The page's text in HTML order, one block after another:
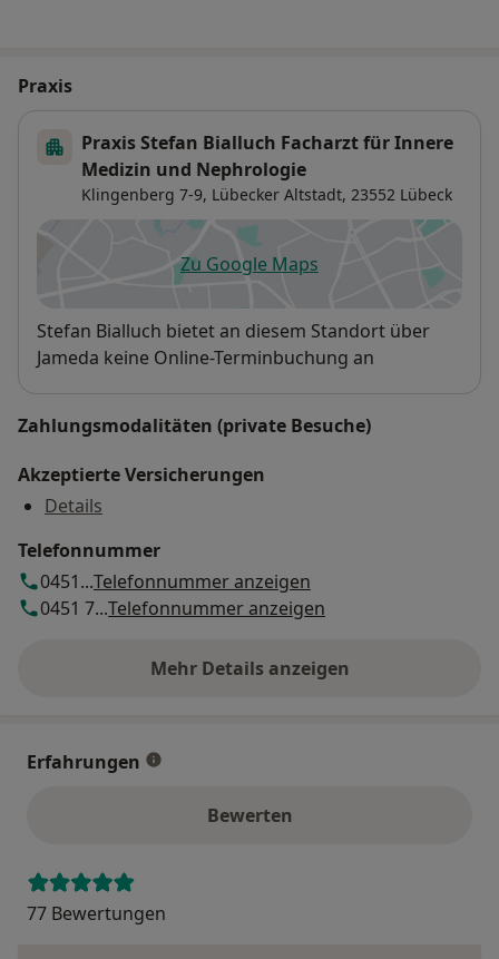
Praxis
Praxis Stefan Bialluch Facharzt für Innere
Medizin und Nephrologie
Klingenberg 7-9, Lübecker Altstadt, 23552 Lübeck
Zu Google Mapsöffnet in einer neuen
Verfügbarkeit
Stefan Bialluch bietet an diesem Standort über
Jameda keine Online-Terminbuchung an
Zahlungsmodalitäten (private Besuche)
Akzeptierte Versicherungen
Details
Telefonnummer
0451...Telefonnummer anzeigen
0451 7...Telefonnummer anzeigen
Mehr Details anzeigen
über die Adresse
Erfahrungen
Bewerten
77 Bewertungen